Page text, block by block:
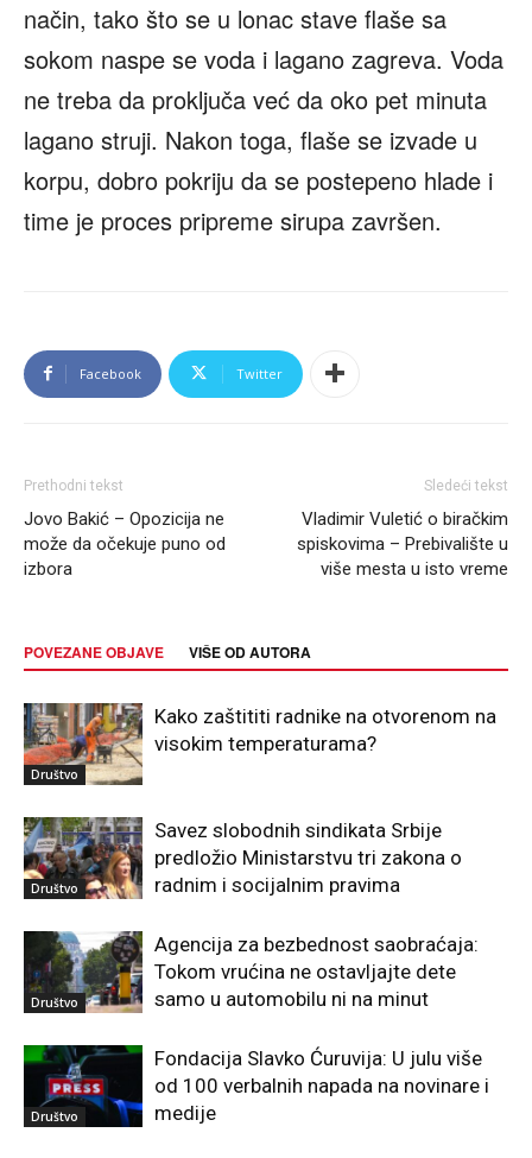
način, tako što se u lonac stave flaše sa
sokom naspe se voda i lagano zagreva. Voda
ne treba da proključa već da oko pet minuta
lagano struji. Nakon toga, flaše se izvade u
korpu, dobro pokriju da se postepeno hlade i
time je proces pripreme sirupa završen.
Facebook Twitter
Prethodni tekst
Jovo Bakić – Opozicija ne
može da očekuje puno od
izbora
Sledeći tekst
Vladimir Vuletić o biračkim
spiskovima – Prebivalište u
više mesta u isto vreme
POVEZANE OBJAVE VIŠE OD AUTORA
Društvo
Kako zaštititi radnike na otvorenom na
visokim temperaturama?
Društvo
Savez slobodnih sindikata Srbije
predložio Ministarstvu tri zakona o
radnim i socijalnim pravima
Društvo
Agencija za bezbednost saobraćaja:
Tokom vrućina ne ostavljajte dete
samo u automobilu ni na minut
Društvo
Fondacija Slavko Ćuruvija: U julu više
od 100 verbalnih napada na novinare i
medije